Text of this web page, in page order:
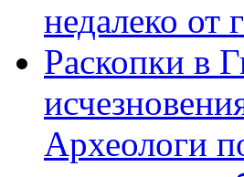
недалеко от
Раскопки в
Археологи